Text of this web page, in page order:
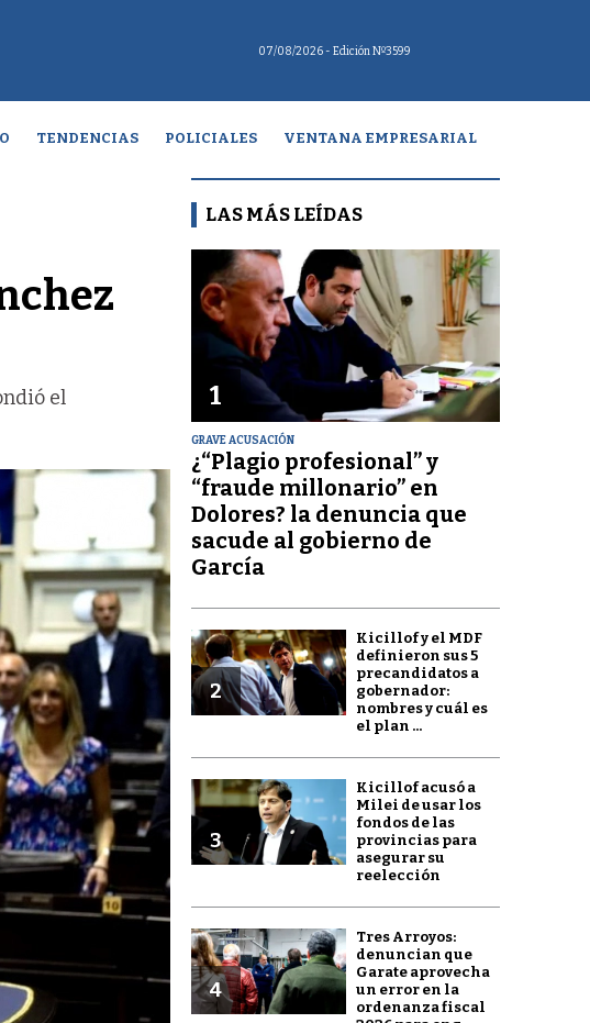
07/08/2026 - Edición Nº3599
TENDENCIAS POLICIALES VENTANA EMPRESARIAL
el
LAS MÁS LEÍDAS
1
GRAVE ACUSACIÓN
¿“Plagio profesional” y
“fraude millonario” en
Dolores? la denuncia que
sacude al gobierno de
García
2
Kicillof y el MDF
definieron sus 5
precandidatos a
gobernador:
nombres y cuál es
el plan ...
3
Kicillof acusó a
Milei de usar los
fondos de las
provincias para
asegurar su
reelección
4
Tres Arroyos:
denuncian que
Garate aprovecha
un error en la
ordenanza fiscal